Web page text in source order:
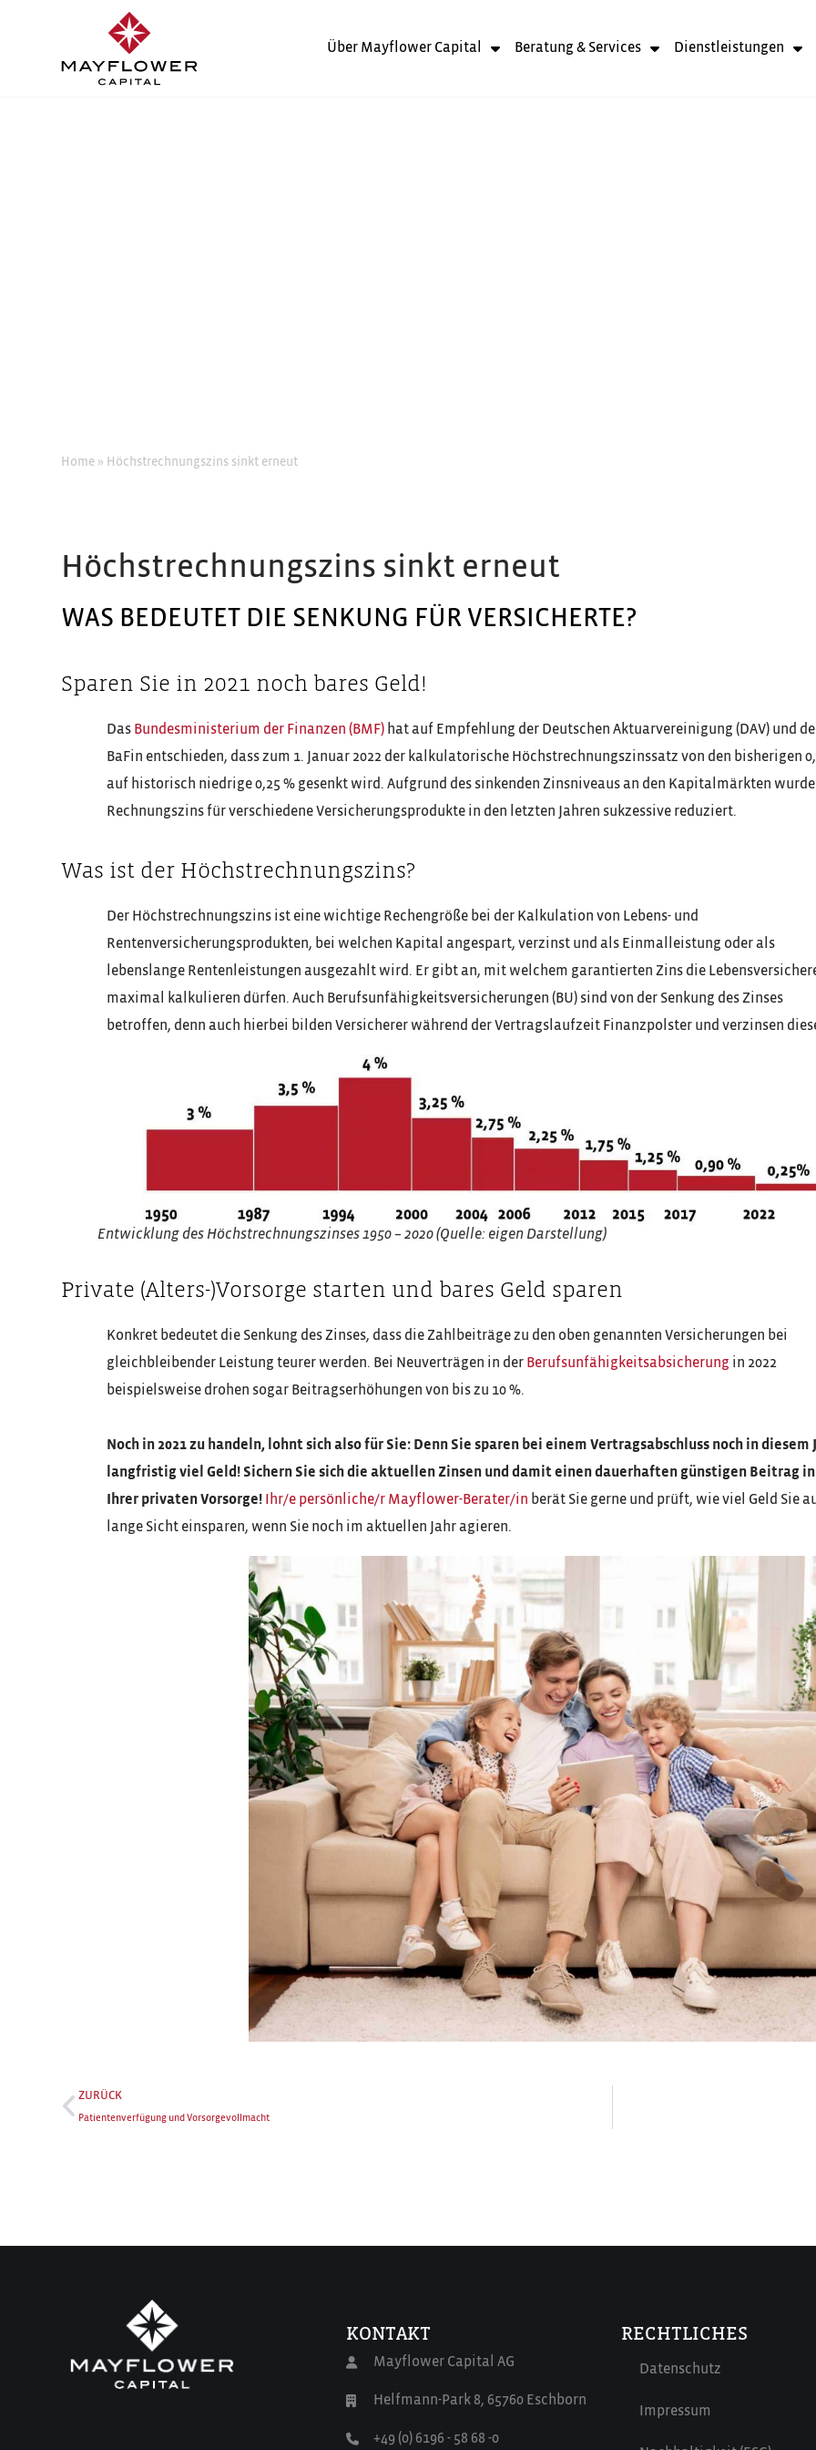
Über Mayflower Capital Beratung & Services Dienstleistungen
Home » Höchstrechnungszins sinkt erneut
Höchstrechnungszins sinkt erneut
WAS BEDEUTET DIE SENKUNG FÜR VERSICHERTE?
Sparen Sie in 2021 noch bares Geld!
Das Bundesministerium der Finanzen (BMF) hat auf Empfehlung der Deutschen Aktuarvereinigung (DAV) und
BaFin entschieden, dass zum 1. Januar 2022 der kalkulatorische Höchstrechnungszinssatz von den bisherigen
auf historisch niedrige 0,25 % gesenkt wird. Aufgrund des sinkenden Zinsniveaus an den Kapitalmärkten
Rechnungszins für verschiedene Versicherungsprodukte in den letzten Jahren sukzessive reduziert.
Was ist der Höchstrechnungszins?
Der Höchstrechnungszins ist eine wichtige Rechengröße bei der Kalkulation von Lebens- und
Rentenversicherungsprodukten, bei welchen Kapital angespart, verzinst und als Einmalleistung oder als
lebenslange Rentenleistungen ausgezahlt wird. Er gibt an, mit welchem garantierten Zins die
maximal kalkulieren dürfen. Auch Berufsunfähigkeitsversicherungen (BU) sind von der Senkung des Zinses
betroffen, denn auch hierbei bilden Versicherer während der Vertragslaufzeit Finanzpolster und verzinsen
Entwicklung des Höchstrechnungszinses 1950 – 2020 (Quelle: eigen Darstellung)
Private (Alters-)Vorsorge starten und bares Geld sparen
Konkret bedeutet die Senkung des Zinses, dass die Zahlbeiträge zu den oben genannten Versicherungen bei
gleichbleibender Leistung teurer werden. Bei Neuverträgen in der Berufsunfähigkeitsabsicherung in 2022
beispielsweise drohen sogar Beitragserhöhungen von bis zu 10 %.
Noch in 2021 zu handeln, lohnt sich also für Sie: Denn Sie sparen bei einem Vertragsabschluss noch in diesem
langfristig viel Geld! Sichern Sie sich die aktuellen Zinsen und damit einen dauerhaften günstigen Beitrag in
Ihrer privaten Vorsorge!
Ihr/e persönliche/r Mayflower-Berater/in berät Sie gerne und prüft, wie viel Geld Sie
lange Sicht einsparen, wenn Sie noch im aktuellen Jahr agieren.
ZURÜCK
Patientenverfügung und Vorsorgevollmacht
KONTAKT
Mayflower Capital AG
Helfmann-Park 8, 65760 Eschborn
+49 (0) 6196 - 58 68 -0
RECHTLICHES
Datenschutz
Impressum